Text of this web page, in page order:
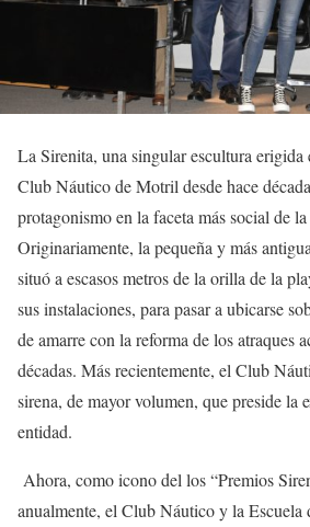
La Sirenita, una singular escultura
Club Náutico de Motril desde hace
protagonismo en la faceta más social de
Originariamente, la pequeña y más
situó a escasos metros de la orilla de la
sus instalaciones, para pasar a ubicarse
de amarre con la reforma de los atraques
décadas. Más recientemente, el Club
sirena, de mayor volumen, que preside la
entidad.
Ahora, como icono del los “Premios
anualmente, el Club Náutico y la